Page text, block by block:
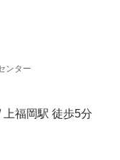
ンター
福岡駅 徒歩5分